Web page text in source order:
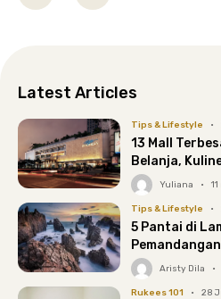
Latest Articles
Tips & Lifestyle •
13 Mall
Belanja,
Yuliana • 11
Tips & Lifestyle •
5 Pantai di
Daftarnya!
Aristy Dila •
Rukees 101 • 28